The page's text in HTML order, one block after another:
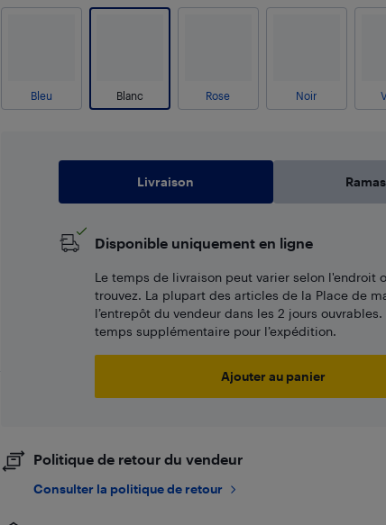
Bleu Blanc Rose Noir
Livraison
Disponible uniquement en ligne
Le temps de livraison peut varier selon l'endroit
trouvez. La plupart des articles de la Place de
l’entrepôt du vendeur dans les 2 jours ouvrables.
temps supplémentaire pour l’expédition.
Ajouter au panier
Politique de retour du vendeur
Consulter la politique de retour